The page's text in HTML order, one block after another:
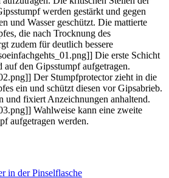
werden gestärkt und gegen
und Wasser geschützt. Die mattierte
die nach Trocknung des
zudem für deutlich bessere
Die erste Schicht
den Gipsstumpf aufgetragen.
Der Stumpfprotector zieht in die
ein und schützt diesen vor Gipsabrieb.
und fixiert Anzeichnungen anhaltend.
Wahlweise kann eine zweite
aufgetragen werden.